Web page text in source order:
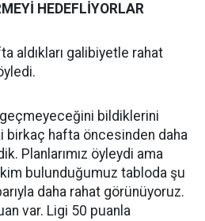
HEDEFLİYORLAR
aldıkları galibiyetle rahat
bildiklerini
birkaç hafta öncesinden daha
Planlarımız öyleydi ama
bulunduğumuz tabloda şu
daha rahat görünüyoruz.
var. Ligi 50 puanla